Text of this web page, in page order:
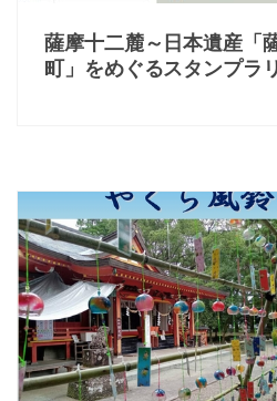
薩摩十二麓～日本遺産「
町」をめぐるスタンプ